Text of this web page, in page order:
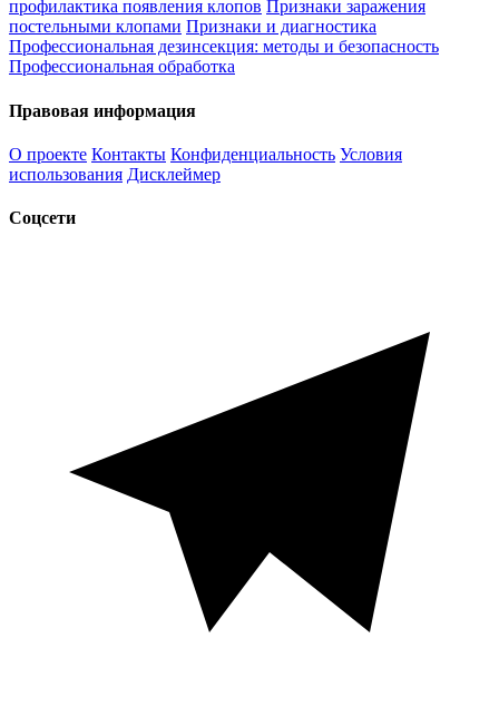
профилактика появления клопов Признаки заражения
постельными клопами Признаки и диагностика
Профессиональная дезинсекция: методы и безопасность
Профессиональная обработка
Правовая информация
О проекте Контакты Конфиденциальность Условия
использования Дисклеймер
Соцсети